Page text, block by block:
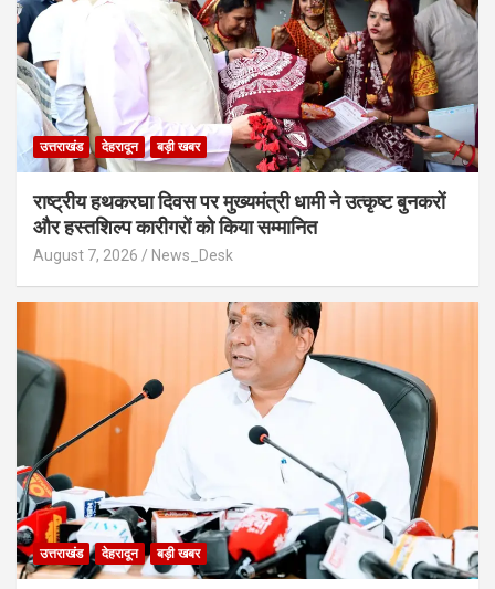
उत्तराखंड देहरादून बड़ी खबर
राष्ट्रीय हथकरघा दिवस पर मुख्यमंत्री धामी ने उत्कृष्ट बुनकरों
और हस्तशिल्प कारीगरों को किया सम्मानित
August 7, 2026 News_Desk
उत्तराखंड देहरादून बड़ी खबर